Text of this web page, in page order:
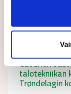
Caverion
talotekniikan
Trøndelagin